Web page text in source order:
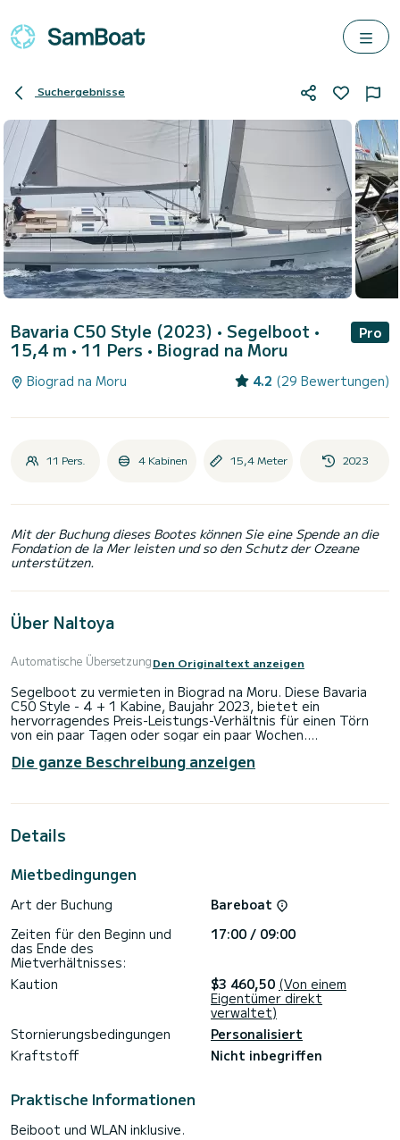
Suchergebnisse
Bavaria C50 Style (2023) • Segelboot •
15,4 m • 11 Pers • Biograd na Moru
Pro
Biograd na Moru 4.2 (29 Bewertungen)
11 Pers. 4 Kabinen 15,4 Meter 2023
Mit der Buchung dieses Bootes können Sie eine Spende an die
Fondation de la Mer leisten und so den Schutz der Ozeane
unterstützen.
Über Naltoya
Automatische ÜbersetzungDen Originaltext anzeigen
Segelboot zu vermieten in Biograd na Moru. Diese Bavaria
C50 Style - 4 + 1 Kabine, Baujahr 2023, bietet ein
hervorragendes Preis-Leistungs-Verhältnis für einen Törn
von ein paar Tagen oder sogar ein paar Wochen.
Auf diesem 16 Meter langen Segelboot werden Sie einen
außergewöhnlichen Törn erleben. Sie können während der
Kabinen mit allem Komfort nutzen.
Für Ihren Komfort verfügt Naltoya über 2 Toiletten mit
Es ist mit folgender Ausstattung ausgestattet: Elektrische
Stecker, Badeplattform, Bluetooth-Verbindung.
Für Informationsanfragen oder Reservierungen klicken Sie
auf die Schaltfläche „Angebot anfordern“. Ein SamBoat-
Die ganze Beschreibung anzeigen
Details
Mietbedingungen
Art der Buchung
Bareboat
Zeiten für den Beginn und
das Ende des
Mietverhältnisses:
17:00 / 09:00
Kaution $3 460,50 (Von einem
Eigentümer direkt
verwaltet)
Stornierungsbedingungen
Personalisiert
Kraftstoff
Nicht inbegriffen
Praktische Informationen
Beiboot und WLAN inklusive.